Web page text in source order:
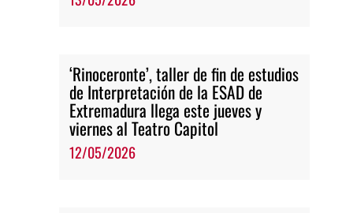
‘Rinoceronte’, taller de fin de estudios
de Interpretación de la ESAD de
Extremadura llega este jueves y
viernes al Teatro Capitol
12/05/2026